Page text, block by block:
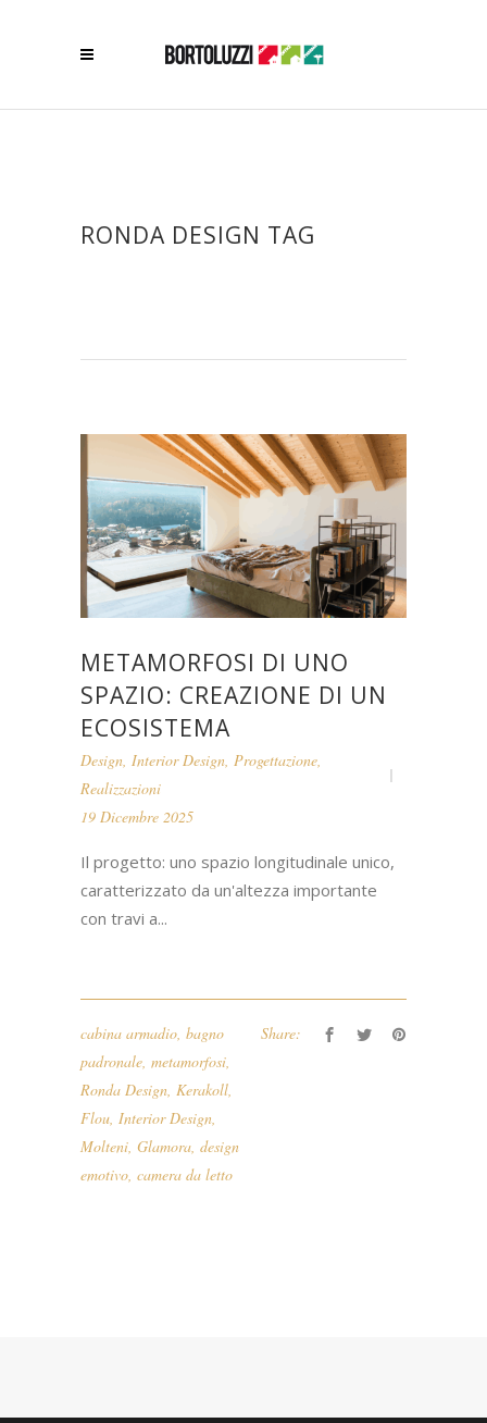
RONDA DESIGN TAG
METAMORFOSI DI UNO
SPAZIO: CREAZIONE DI UN
ECOSISTEMA
Design Interior Design Progettazione
Realizzazioni
19 Dicembre 2025
Il progetto: uno spazio longitudinale unico,
caratterizzato da un'altezza importante
con travi a...
cabina armadio bagno
padronale metamorfosi
Ronda Design Kerakoll
Flou Interior Design
Molteni Glamora design
emotivo camera da letto
Share: